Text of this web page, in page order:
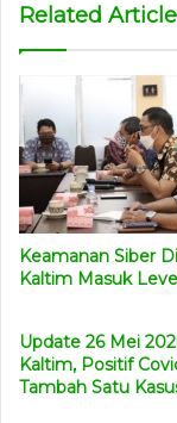
menggunakan
Maka, jika dengan
Dengan kemasan
pupuk NPK
sangat layak
Related
Keamanan Siber
Kaltim Masuk
Update 26 Mei
Kaltim, Positif
Tambah Satu